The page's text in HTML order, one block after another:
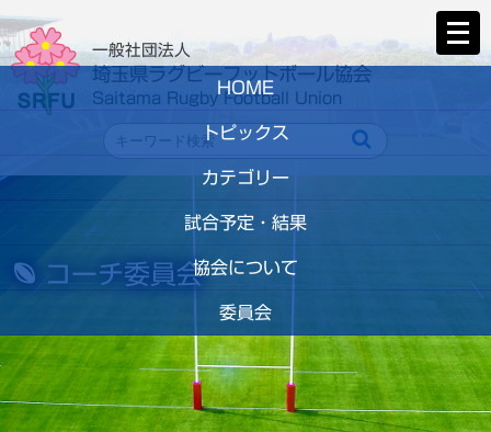
一般社団法人
埼玉県ラグビーフットボール協会
Saitama Rugby Football Union
メ
ニ
ュ
HOME
トピックス
カテゴリー
試合予定・結果
協会について
委員会
コーチ委員会